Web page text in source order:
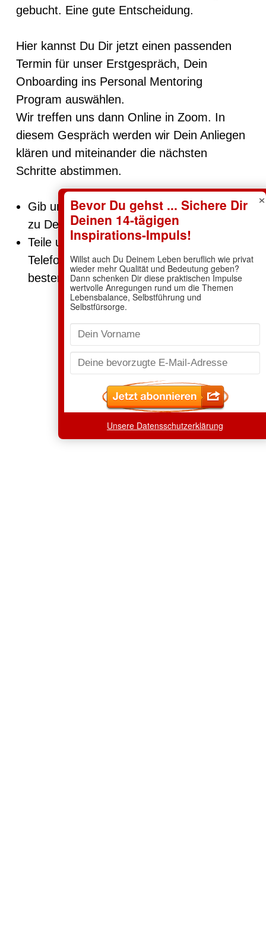
gebucht. Eine gute Entscheidung.
Hier kannst Du Dir jetzt einen passenden
Termin für unser Erstgespräch, Dein
Onboarding ins Personal Mentoring
Program auswählen.
Wir treffen uns dann Online in Zoom. In
diesem Gespräch werden wir Dein Anliegen
klären und miteinander die nächsten
Schritte abstimmen.
Gib uns gerne schon ein paar Hinweise
zu Deinem Anliegen mit.
Teile uns zur Sicherheit auch Deine
Telefonnummer mit, unter der Du am
besten erreichbar bist.
×
Unsere Datensschutzerklärung